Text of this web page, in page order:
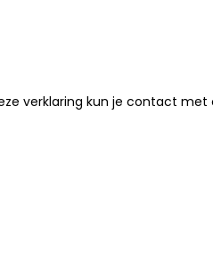
verklaring kun je contact met